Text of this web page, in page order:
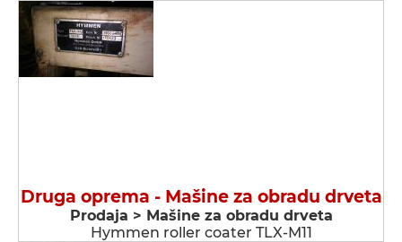
Druga oprema - Мašine za obradu drveta
Prodaja > Мašine za obradu drveta
Hymmen roller coater TLX-M11